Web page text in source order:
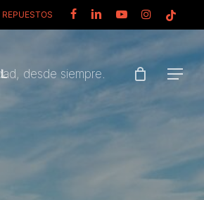
FACEBOOKLINKEDINYOUTUBEINSTAGRAM
TIKTOK
REPUESTOS
desde siempre. Menu